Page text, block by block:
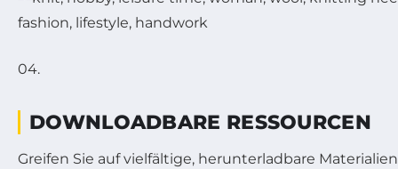
04.
DOWNLOADBARE RESSOURCEN
Greifen Sie auf vielfältige, herunterladbare